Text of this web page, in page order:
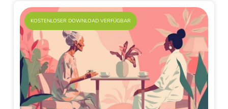
KOSTENLOSER DOWNLOAD VERFÜGBAR